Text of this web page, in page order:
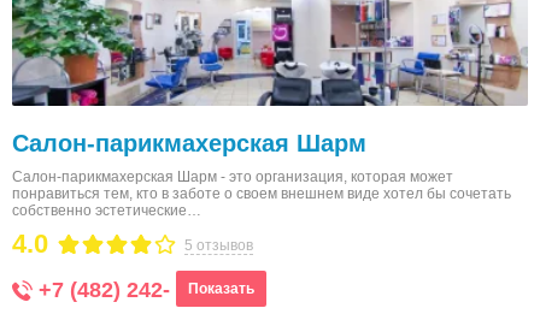
Салон-парикмахерская Шарм
Салон-парикмахерская Шарм - это организация, которая может
понравиться тем, кто в заботе о своем внешнем виде хотел бы сочетать
собственно эстетические…
5 отзывов
4.0
+7 (482) 242- Показать